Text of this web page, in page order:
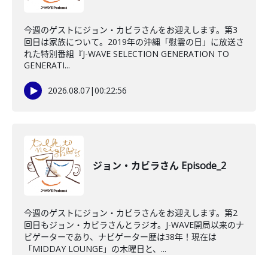
今週のゲストにジョン・カビラさんをお迎えします。第3
回目は家族について。2019年の沖縄「慰霊の日」に放送さ
れた特別番組『J-WAVE SELECTION GENERATION TO
GENERATI...
2026.08.07|00:22:56
ジョン・カビラさん Episode_2
今週のゲストにジョン・カビラさんをお迎えします。第2
回目もジョン・カビラさんとラジオ。J-WAVE開局以来のナ
ビゲーターであり、ナビゲーター歴は38年！現在は
「MIDDAY LOUNGE」の木曜日と、...